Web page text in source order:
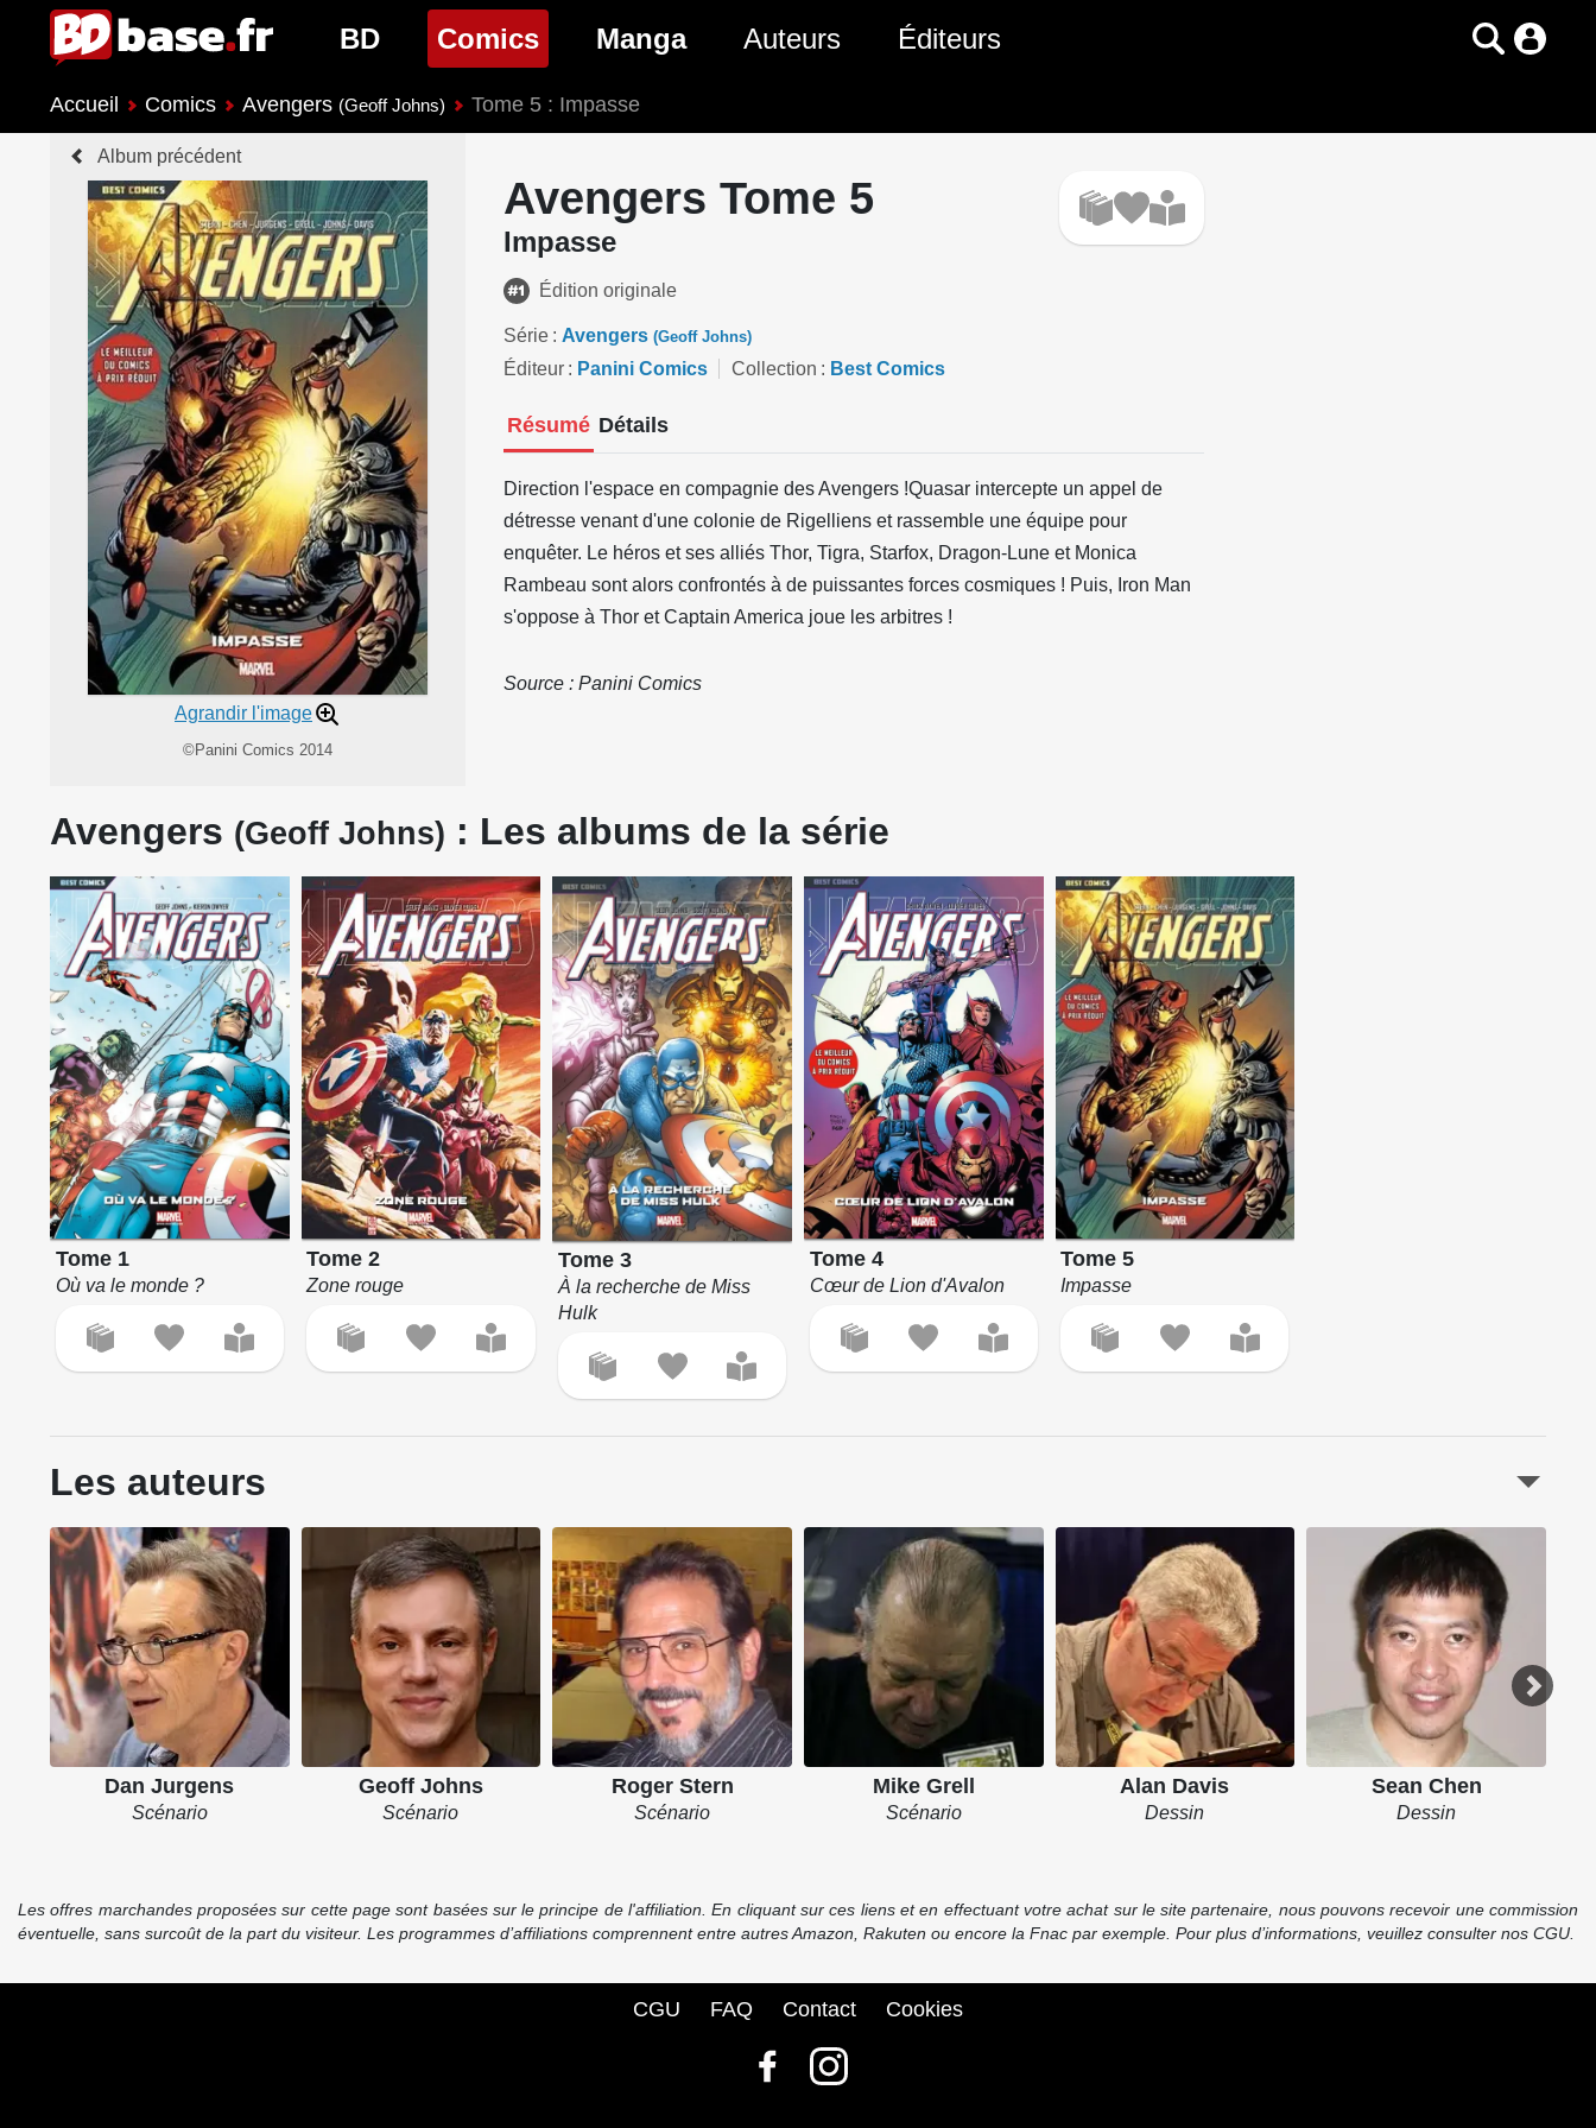
BD
Nouveautés BD
Genres BD
Comics(page courante)
Nouveautés Comics
Genres Comics
Manga
Nouveautés Manga
Genres Manga
Auteurs Éditeurs
Accueil Comics Avengers (Geoff Johns) Tome 5 : Impasse
Album précédent
Agrandir l'image
©Panini Comics 2014
Avengers Tome 5
Impasse
Édition originale
Série Avengers (Geoff Johns)
Éditeur Panini Comics Collection Best Comics
Résumé Détails
Direction l'espace en compagnie des Avengers !Quasar intercepte un appel de
détresse venant d'une colonie de Rigelliens et rassemble une équipe pour
enquêter. Le héros et ses alliés Thor, Tigra, Starfox, Dragon-Lune et Monica
Rambeau sont alors confrontés à de puissantes forces cosmiques ! Puis, Iron Man
s'oppose à Thor et Captain America joue les arbitres !
Source : Panini Comics
Avengers (Geoff Johns) : Les albums de la série
Tome 1
Où va le monde ?
Tome 2
Zone rouge
Tome 3
À la recherche de Miss
Hulk
Tome 4
Cœur de Lion d'Avalon
Tome 5
Impasse
Les auteurs
Dan Jurgens
Scénario
Geoff Johns
Scénario
Roger Stern
Scénario
Mike Grell
Scénario
Alan Davis
Dessin
Sean Chen
Dessin
Les offres marchandes proposées sur cette page sont basées sur le principe de l'affiliation. En cliquant sur ces liens et en effectuant votre achat sur le site partenaire, nous pouvons recevoir une commission
éventuelle, sans surcoût de la part du visiteur. Les programmes d’affiliations comprennent entre autres Amazon, Rakuten ou encore la Fnac par exemple. Pour plus d’informations, veuillez consulter nos CGU.
CGU FAQ Contact Cookies